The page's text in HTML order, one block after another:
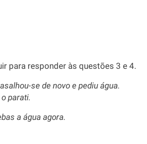
para responder às questões 3 e 4.
se de novo e pediu água.
parati.
a água agora.